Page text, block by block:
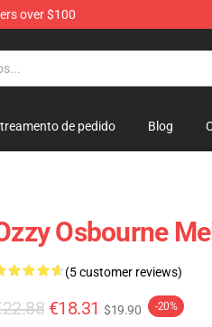
over $100
de pedido Blog
Osbourne
(5 customer reviews)
€18.31 $19.90 -20%